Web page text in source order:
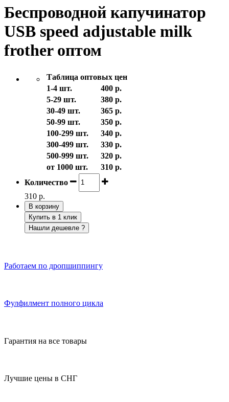
Беспроводной капучинатор
USB speed adjustable milk
frother оптом
Таблица оптовых цен
1-4 шт.
400 р.
5-29 шт.
380 р.
30-49 шт.
365 р.
50-99 шт.
350 р.
100-299 шт.
340 р.
300-499 шт.
330 р.
500-999 шт.
320 р.
от 1000 шт.
310 р.
Количество
310 р.
В корзину
Купить в 1 клик
Нашли дешевле ?
Работаем по дропшиппингу
Фулфилмент полного цикла
Гарантия на все товары
Лучшие цены в СНГ